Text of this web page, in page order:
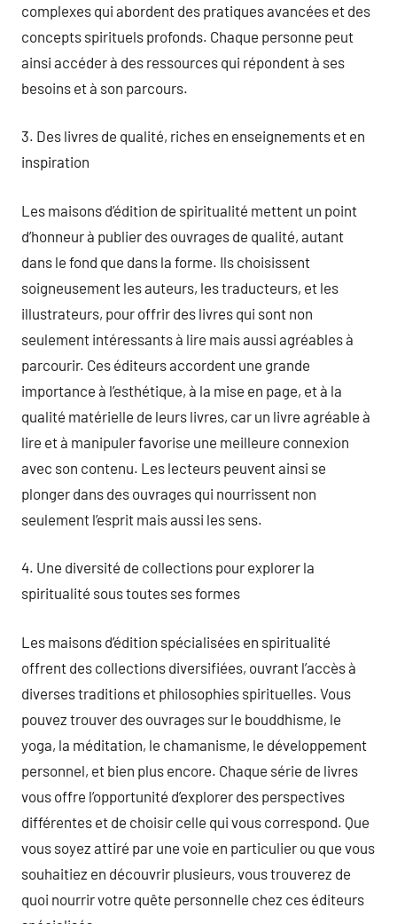
complexes qui abordent des pratiques avancées et des
concepts spirituels profonds. Chaque personne peut
ainsi accéder à des ressources qui répondent à ses
besoins et à son parcours.
3. Des livres de qualité, riches en enseignements et en
inspiration
Les maisons d’édition de spiritualité mettent un point
d’honneur à publier des ouvrages de qualité, autant
dans le fond que dans la forme. Ils choisissent
soigneusement les auteurs, les traducteurs, et les
illustrateurs, pour offrir des livres qui sont non
seulement intéressants à lire mais aussi agréables à
parcourir. Ces éditeurs accordent une grande
importance à l’esthétique, à la mise en page, et à la
qualité matérielle de leurs livres, car un livre agréable à
lire et à manipuler favorise une meilleure connexion
avec son contenu. Les lecteurs peuvent ainsi se
plonger dans des ouvrages qui nourrissent non
seulement l’esprit mais aussi les sens.
4. Une diversité de collections pour explorer la
spiritualité sous toutes ses formes
Les maisons d’édition spécialisées en spiritualité
offrent des collections diversifiées, ouvrant l’accès à
diverses traditions et philosophies spirituelles. Vous
pouvez trouver des ouvrages sur le bouddhisme, le
yoga, la méditation, le chamanisme, le développement
personnel, et bien plus encore. Chaque série de livres
vous offre l’opportunité d’explorer des perspectives
différentes et de choisir celle qui vous correspond. Que
vous soyez attiré par une voie en particulier ou que vous
souhaitiez en découvrir plusieurs, vous trouverez de
quoi nourrir votre quête personnelle chez ces éditeurs